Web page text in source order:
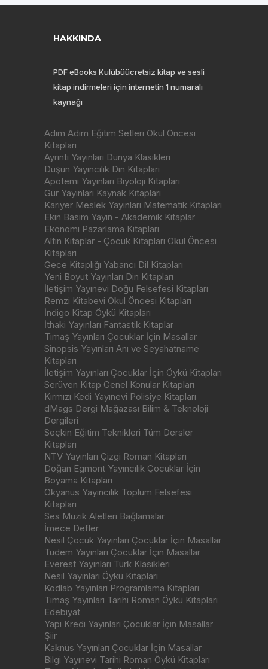
HAKKINDA
PDF eBooks Kulübüücretsiz kitap ve sesli
kitap indirmeleri için internetin 1 numaralı
kaynağı
Adım Adım Eğitim Setleri Okul Öncesi
Kitapları
Ayrıntı Yayınları Dünya Klasikleri
Düşün Yayıncılık Din Kitapları
Apotemi Yayınları Biyoloji Kitapları
Gür Yayınları Kaynak Kitapları
Kariyer Meslek Yayınları Matematik Kitapları
Ekin Basım Yayın - Akademik Kitaplar
Ekonomi Pazarlama Kitapları
Altın Kitaplar - Çocuk Kitapları Okul Öncesi
Kitapları
Gece Kitaplığı Yabancı Dil Kitapları
Yeni Boyut Yayınları Din Kitapları
İletişim Yayınevi Doğu Felsefesi Kitapları
Remzi Kitabevi Okul Öncesi Kitapları
İndigo Kitap Öykü Kitapları
İthaki Yayınları Fantastik Kitaplar
Timaş Yayınları Çocuklar İçin Masallar
Sinopsis Yayınları Anı ve Seyahatname
Kitapları
İletişim Yayınları Çocuklar İçin Öykü Kitapları
Serüven Kitap Genel Konular Kitapları
Kırmızı Kedi Yayınevi Polisiye Kitapları
dMags Dergi Mağazası Bilim & Teknoloji
Dergileri
Seçkin Eğitim Teknikleri Tüm Dersler
Kitapları
NTV Yayınları Çizgi Roman Kitapları
Doğan Egmont Yayıncılık Çocuklar İçin
Boyama Kitapları
Okyanus Yayıncılık Toplum Felsefesi
Kitapları
Ses Müzik Aletleri Bağlamalar
İmece Defler
Nesil Çocuk Yayınları Çocuklar İçin Masallar
Tudem Yayınları Çocuklar İçin Masallar
Everest Yayınları Türk Klasikleri
Nesil Yayınları Öykü Kitapları
Kodlab Yayınları Programlama Kitapları
Timaş Yayınları Tarihi Roman Öykü Kitapları
Edebiyat
Yapı Kredi Yayınları Çocuklar İçin Masallar
Şiir
Kaknüs Yayınları Çocuklar İçin Masallar
Bilgi Yayınevi Tarihi Roman Öykü Kitapları